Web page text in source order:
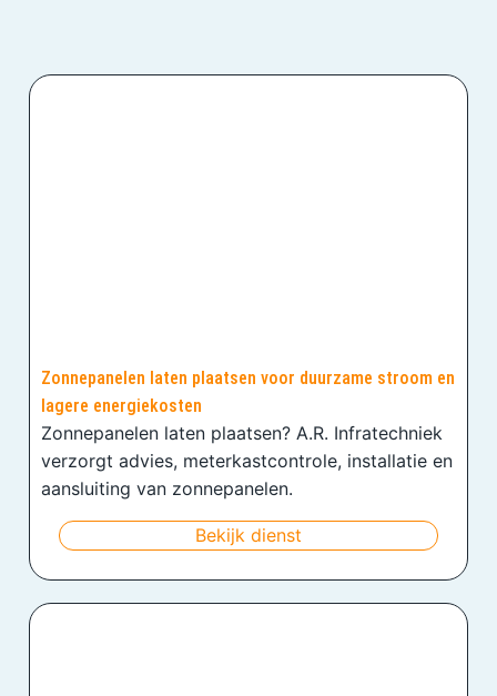
Zonnepanelen laten plaatsen voor duurzame stroom en
lagere energiekosten
Zonnepanelen laten plaatsen? A.R. Infratechniek
verzorgt advies, meterkastcontrole, installatie en
aansluiting van zonnepanelen.
Bekijk dienst